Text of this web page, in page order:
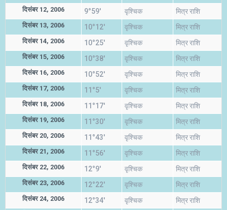
दिसंबर 12, 2006 9°59' वृश्चिक मित्र राशि
दिसंबर 13, 2006 10°12' वृश्चिक मित्र राशि
दिसंबर 14, 2006 10°25' वृश्चिक मित्र राशि
दिसंबर 15, 2006 10°38' वृश्चिक मित्र राशि
दिसंबर 16, 2006 10°52' वृश्चिक मित्र राशि
दिसंबर 17, 2006 11°5' वृश्चिक मित्र राशि
दिसंबर 18, 2006 11°17' वृश्चिक मित्र राशि
दिसंबर 19, 2006 11°30' वृश्चिक मित्र राशि
दिसंबर 20, 2006 11°43' वृश्चिक मित्र राशि
दिसंबर 21, 2006 11°56' वृश्चिक मित्र राशि
दिसंबर 22, 2006 12°9' वृश्चिक मित्र राशि
दिसंबर 23, 2006 12°22' वृश्चिक मित्र राशि
दिसंबर 24, 2006 12°34' वृश्चिक मित्र राशि